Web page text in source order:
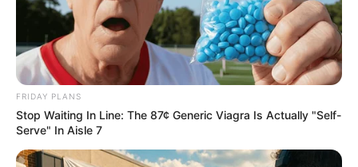
ดูดวง
เบอร์โทร คน Keep look เป๊ะทุกมุมดูดี
ทุกองศา คุณล่ะมีเลขคู่นี้ไหม
FRIDAY PLANS
Stop Waiting In Line: The 87¢ Generic Viagra Is Actually "Self-
Serve" In Aisle 7